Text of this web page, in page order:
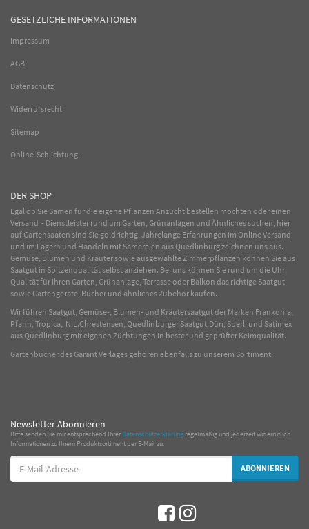
GESETZLICHE INFORMATIONEN
Impressum
AGB
Datenschutz
Widerrufsrecht
Sitemap
Online-Schlichtung
DER SHOP
Egal ob Sie Samen für die eigene Pflanzen Anzucht bestellen möchten oder einen
Versand - Dienstleister rund um Garten, Grünanlagen und Ähnliches suchen, hier
auf Gartensaaten sind Sie goldrichtig. Jahrelange Erfahrungen im OnlineVersand
und im Lagern und Handeln mit Sämereien aus Quedlinburg zeichnen uns aus.
Gemüse, Blumen und Kräuter sowie ausgewählteZimmerpflanzen können Sie aus
Saatgut in Spitzenqualität selbst anziehen. Bei uns können Sie rund um die Uhr
Qualität für Ihren Garten, Grünanlage, Terrasse oder Balkon das richtige Saatgut
sowie Gartengeräte, Bücher und ähnliches Zubehör kaufen.
Wir führen Saatgut, Gemüse-, Blumen- und Kräutersaatgut der Marken Frankonia,
Pfann, Tropica, N.L.Chrestensen, Quedlinburger Saatgut,Dürr, Sperli und Satimex
aus Quedlinburg mit eigenen Züchtungen in bester und geprüfter Keimqualität.
Gartenbücher des Garant Verlages gehören ebenfalls zu unserem Sortiment.
Newsletter Abonnieren
Bitte senden Sie mir entsprechend IhrerDatenschutzerklärung regelmäßig und jederzeit widerruflich
Informationen zu Ihrem Produktsortiment per E-Mail zu.
E-
Mail-
Adresse
ABONNIEREN